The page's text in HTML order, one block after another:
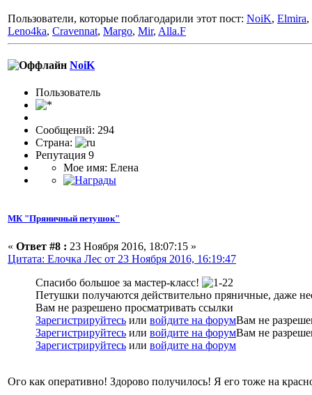
Пользователи, которые поблагодарили этот пост: NoiK, Elmira,
Leno4ka, Cravennat, Margo, Mir, Alla.F
NoiK
Пользовaтeль
Сообщений: 294
Страна:
Репутация 9
Мое имя: Елена
МК "Пряничный петушок"
« Ответ #8 : 23 Ноября 2016, 18:07:15 »
Цитата: Елочка Лес от 23 Ноября 2016, 16:19:47
Спасибо большое за мастер-класс!
Петушки получаются действительно пряничные, даже
Вам не разрешено просматривать ссылки
Зарегистрируйтесь или войдите на форумВам не
Зарегистрируйтесь или войдите на форумВам не
Зарегистрируйтесь или войдите на форум
Ого как оперативно! Здорово получилось! Я его тоже на